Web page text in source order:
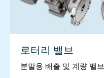
로터리 밸브
분말용 배출 및 계량 밸브